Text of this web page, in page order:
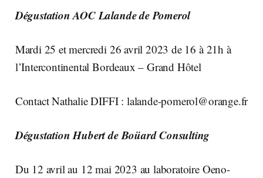
Dégustation AOC Lalande de Pomerol
Mardi 25 et mercredi 26 avril 2023 de 16 à 21h à
l’Intercontinental Bordeaux – Grand Hôtel
Contact Nathalie DIFFI : lalande-pomerol@orange.fr
Dégustation Hubert de Boüard Consulting
Du 12 avril au 12 mai 2023 au laboratoire Oeno-